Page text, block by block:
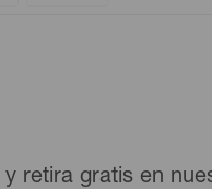
y retira gratis en